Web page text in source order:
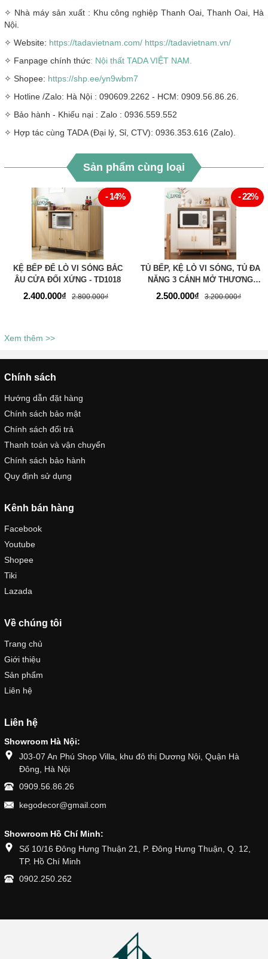
✧ Nhà máy sản xuất : Khu công nghiệp Thanh Oai, Thanh Oai, Hà
Nội.
✧ Website: https://tadavietnam.com/ https://tadavietnam.vn/
✧ Fanpage chính thức: Nội thất TADA VIỆT NAM.
✧ Shopee: https://shp.ee/yn9wbm7
✧ Hotline /Zalo: Hà Nội : 090609.2262 - HCM: 0909.56.86.26.
✧ Bảo hành - Khiếu nại : Zalo : 0936.559.552
✧ Hợp tác cùng TADA (Đại lý, Sỉ, CTV): 0936.353.616 (Zalo).
Sản phẩm cùng loại
- 14%
KỆ BẾP ĐỂ LÒ VI SÓNG BẮC
ÂU CỬA ĐỐI XỨNG - TD1018
2.400.000₫ 2.800.000₫
- 22%
TỦ BẾP, KỆ LÒ VI SÓNG, TỦ ĐA
NĂNG 3 CÁNH MỞ THƯƠNG
HIỆU TADA - TD3201
2.500.000₫ 3.200.000₫
Xem thêm >>
Chính sách
Hướng dẫn đặt hàng
Chính sách bảo mật
Chính sách đổi trả
Thanh toán và vận chuyển
Chính sách bảo hành
Quy định sử dụng
Kênh bán hàng
Facebook
Youtube
Shopee
Tiki
Lazada
Về chúng tôi
Trang chủ
Giới thiệu
Sản phẩm
Liên hệ
Liên hệ
Showroom Hà Nội:
J03-07 An Phú Shop Villa, khu đô thị Dương Nội, Quận Hà
Đông, Hà Nội
0909.56.86.26
kegodecor@gmail.com
Showroom Hồ Chí Minh:
Số 10/16 Đông Hưng Thuận 21, P. Đông Hưng Thuận, Q. 12,
TP. Hồ Chí Minh
0902.250.262